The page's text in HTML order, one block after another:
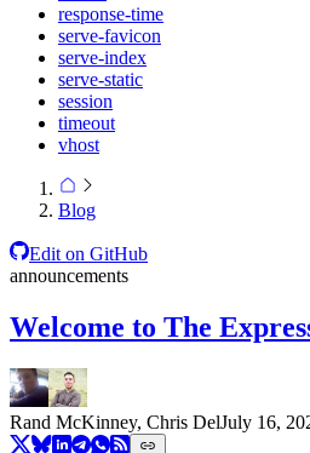
response-time
serve-favicon
serve-index
serve-static
session
timeout
vhost
Blog
Edit on GitHub
announcements
Welcome to The
Rand McKinney, Chris DelJuly 16,